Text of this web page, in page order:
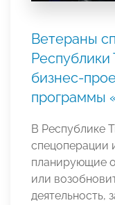
Ветераны
Республики
бизнес-
программы
В Республике
спецоперации
планирующие
или
деятельность,